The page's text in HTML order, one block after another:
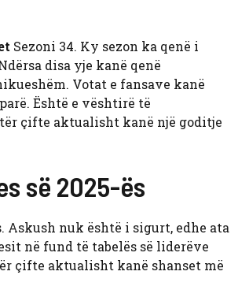
Sezoni 34. Ky sezon ka qenë i
disa yje kanë qenë
Votat e fansave kanë
Është e vështirë të
çifte aktualisht kanë një goditje
së 2025-ës
Askush nuk është i sigurt, edhe ata
në fund të tabelës së liderëve
çifte aktualisht kanë shanset më